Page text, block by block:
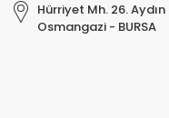
Hürriyet Mh. 26.
Osmangazi - BURSA